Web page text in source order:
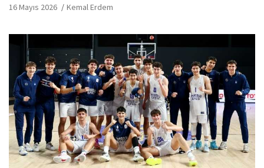
16 Mayıs 2026 Kemal Erdem